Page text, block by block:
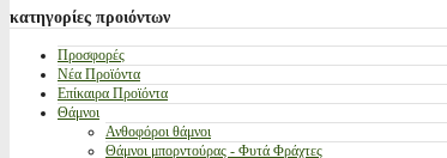
κατηγορίες προιόντων
Προσφορές
Νέα Προϊόντα
Επίκαιρα Προϊόντα
Θάμνοι
Ανθοφόροι θάμνοι
Θάμνοι μπορντούρας - Φυτά Φράχτες